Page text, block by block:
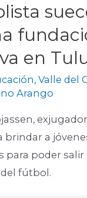
en
,Valle del
Arango
brindar a
para poder salir
del fútbol.